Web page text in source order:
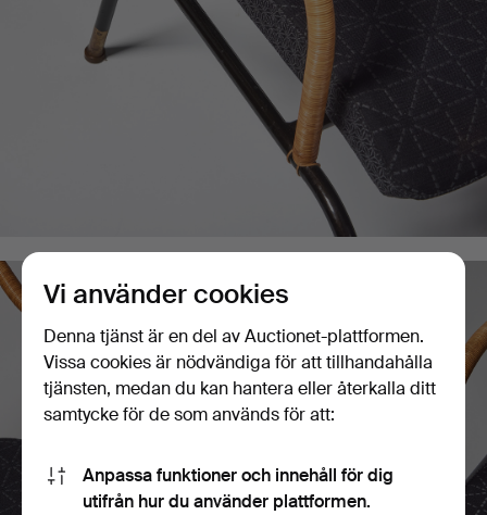
Vi använder cookies
Denna tjänst är en del av Auctionet-plattformen.
Vissa cookies är nödvändiga för att tillhandahålla
tjänsten, medan du kan hantera eller återkalla ditt
samtycke för de som används för att:
Anpassa funktioner och innehåll för dig
utifrån hur du använder plattformen.